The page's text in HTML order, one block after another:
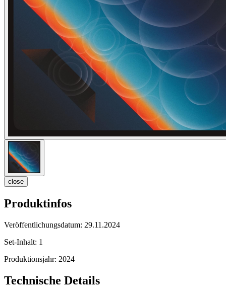
close
Produktinfos
Veröffentlichungsdatum: 29.11.2024
Set-Inhalt: 1
Produktionsjahr: 2024
Technische Details